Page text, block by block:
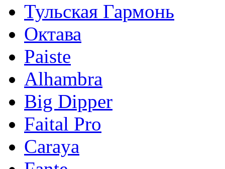
Тульская Гармонь
Октава
Paiste
Alhambra
Big Dipper
Faital Pro
Caraya